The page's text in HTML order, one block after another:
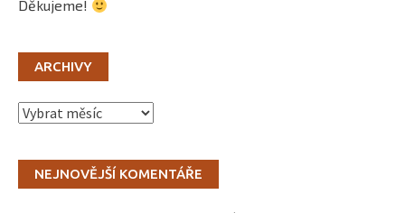
Děkujeme!
ARCHIVY
Archivy
NEJNOVĚJŠÍ KOMENTÁŘE